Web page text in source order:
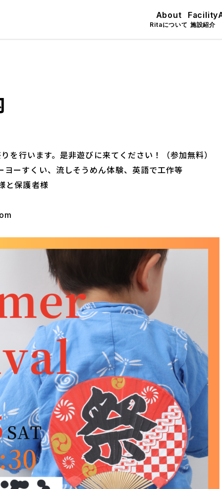
About
Ritaについて
Facility
施設紹介
行います。是非遊びに来てください！（参加無料）
ーすくい、流しそうめん体験、英語で工作等
と保護者様